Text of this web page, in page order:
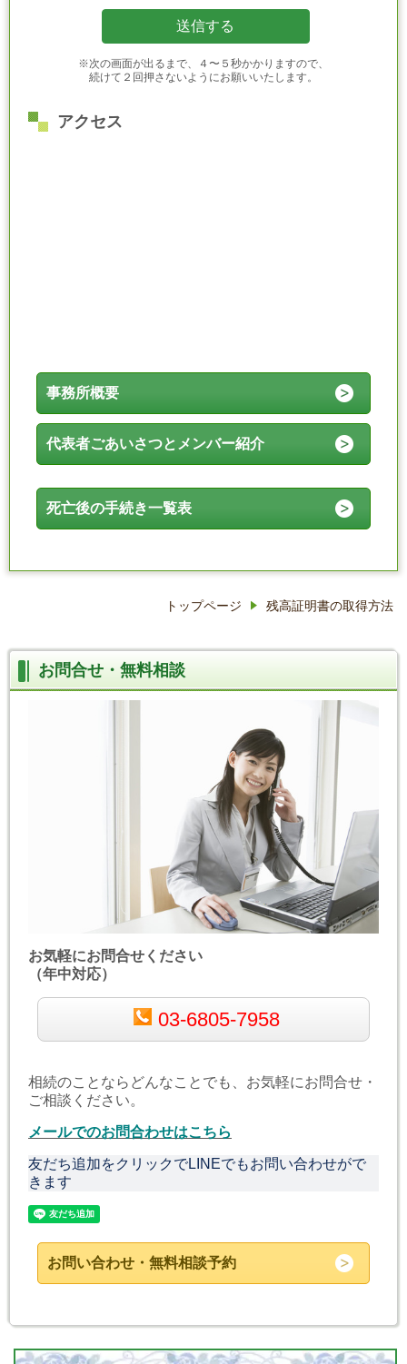
※次の画面が出るまで、４〜５秒かかりますので、
続けて２回押さないようにお願いいたします。
アクセス
事務所概要
代表者ごあいさつとメンバー紹介
死亡後の手続き一覧表
トップページ 残高証明書の取得方法
お問合せ・無料相談
お気軽にお問合せください
（年中対応）
03-6805-7958
相続のことならどんなことでも、お気軽にお問合せ・
ご相談ください。
メールでのお問合わせはこちら
友だち追加をクリックでLINEでもお問い合わせがで
きます
お問い合わせ・無料相談予約